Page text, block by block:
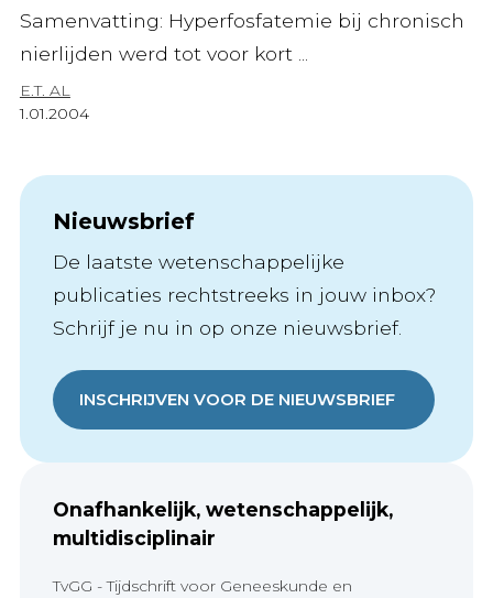
Samenvatting: Hyperfosfatemie bij chronisch
nierlijden werd tot voor kort ...
E.T. AL
1.01.2004
Nieuwsbrief
De laatste wetenschappelijke
publicaties rechtstreeks in jouw inbox?
Schrijf je nu in op onze nieuwsbrief.
INSCHRIJVEN VOOR DE NIEUWSBRIEF
Onafhankelijk, wetenschappelijk,
multidisciplinair
TvGG - Tijdschrift voor Geneeskunde en